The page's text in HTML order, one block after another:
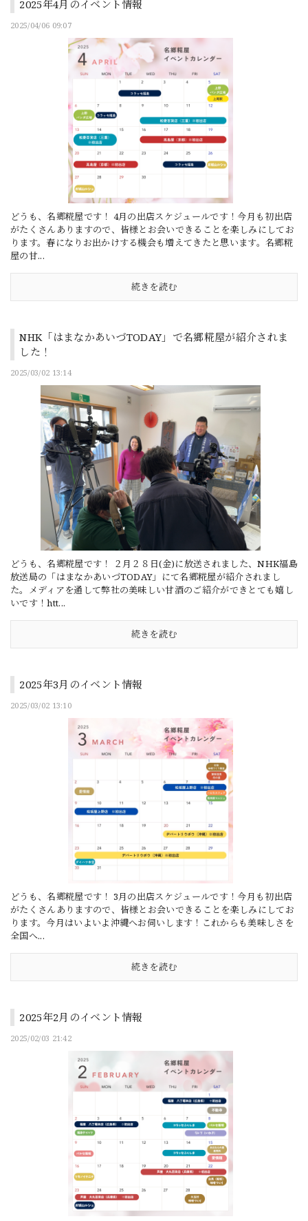
2025年4月のイベント情報
2025/04/06 09:07
どうも、名郷糀屋です！ 4月の出店スケジュールです！今月も初出店
がたくさんありますので、皆様とお会いできることを楽しみにしてお
ります。春になりお出かけする機会も増えてきたと思います。名郷糀
屋の甘...
続きを読む
NHK「はまなかあいづTODAY」で名郷糀屋が紹介されま
した！
2025/03/02 13:14
どうも、名郷糀屋です！ ２月２８日(金)に放送されました、NHK福島
放送局の「はまなかあいづTODAY」にて名郷糀屋が紹介されまし
た。メディアを通して弊社の美味しい甘酒のご紹介ができとても嬉し
いです！htt...
続きを読む
2025年3月のイベント情報
2025/03/02 13:10
どうも、名郷糀屋です！ 3月の出店スケジュールです！今月も初出店
がたくさんありますので、皆様とお会いできることを楽しみにしてお
ります。今月はいよいよ沖縄へお伺いします！これからも美味しさを
全国へ...
続きを読む
2025年2月のイベント情報
2025/02/03 21:42